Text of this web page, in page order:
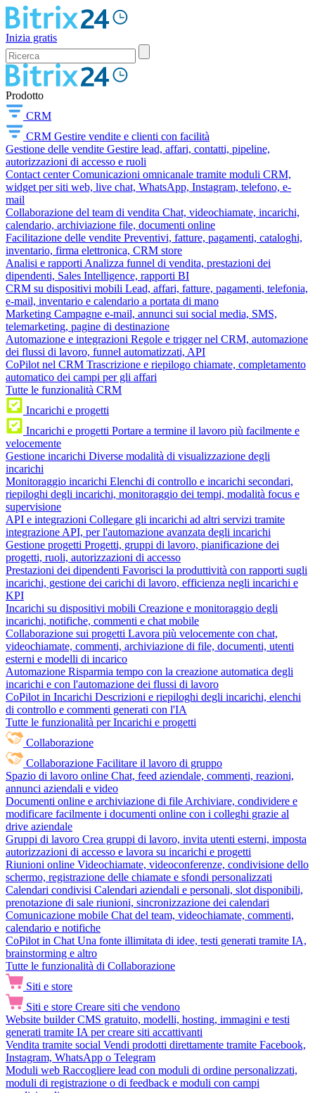
Inizia gratis
Prodotto
CRM
CRM Gestire vendite e clienti con facilità
Gestione delle vendite Gestire lead, affari, contatti, pipeline,
autorizzazioni di accesso e ruoli
Contact center Comunicazioni omnicanale tramite moduli CRM,
widget per siti web, live chat, WhatsApp, Instagram, telefono, e-
mail
Collaborazione del team di vendita Chat, videochiamate, incarichi,
calendario, archiviazione file, documenti online
Facilitazione delle vendite Preventivi, fatture, pagamenti, cataloghi,
inventario, firma elettronica, CRM store
Analisi e rapporti Analizza funnel di vendita, prestazioni dei
dipendenti, Sales Intelligence, rapporti BI
CRM su dispositivi mobili Lead, affari, fatture, pagamenti, telefonia,
e-mail, inventario e calendario a portata di mano
Marketing Campagne e-mail, annunci sui social media, SMS,
telemarketing, pagine di destinazione
Automazione e integrazioni Regole e trigger nel CRM, automazione
dei flussi di lavoro, funnel automatizzati, API
CoPilot nel CRM Trascrizione e riepilogo chiamate, completamento
automatico dei campi per gli affari
Tutte le funzionalità CRM
Incarichi e progetti
Incarichi e progetti Portare a termine il lavoro più facilmente e
velocemente
Gestione incarichi Diverse modalità di visualizzazione degli
incarichi
Monitoraggio incarichi Elenchi di controllo e incarichi secondari,
riepiloghi degli incarichi, monitoraggio dei tempi, modalità focus e
supervisione
API e integrazioni Collegare gli incarichi ad altri servizi tramite
integrazione API, per l'automazione avanzata degli incarichi
Gestione progetti Progetti, gruppi di lavoro, pianificazione dei
progetti, ruoli, autorizzazioni di accesso
Prestazioni dei dipendenti Favorisci la produttività con rapporti sugli
incarichi, gestione dei carichi di lavoro, efficienza negli incarichi e
KPI
Incarichi su dispositivi mobili Creazione e monitoraggio degli
incarichi, notifiche, commenti e chat mobile
Collaborazione sui progetti Lavora più velocemente con chat,
videochiamate, commenti, archiviazione di file, documenti, utenti
esterni e modelli di incarico
Automazione Risparmia tempo con la creazione automatica degli
incarichi e con l'automazione dei flussi di lavoro
CoPilot in Incarichi Descrizioni e riepiloghi degli incarichi, elenchi
di controllo e commenti generati con l'IA
Tutte le funzionalità per Incarichi e progetti
Collaborazione
Collaborazione Facilitare il lavoro di gruppo
Spazio di lavoro online Chat, feed aziendale, commenti, reazioni,
annunci aziendali e video
Documenti online e archiviazione di file Archiviare, condividere e
modificare facilmente i documenti online con i colleghi grazie al
drive aziendale
Gruppi di lavoro Crea gruppi di lavoro, invita utenti esterni, imposta
autorizzazioni di accesso e lavora su incarichi e progetti
Riunioni online Videochiamate, videoconferenze, condivisione dello
schermo, registrazione delle chiamate e sfondi personalizzati
Calendari condivisi Calendari aziendali e personali, slot disponibili,
prenotazione di sale riunioni, sincronizzazione dei calendari
Comunicazione mobile Chat del team, videochiamate, commenti,
calendario e notifiche
CoPilot in Chat Una fonte illimitata di idee, testi generati tramite IA,
brainstorming e altro
Tutte le funzionalità di Collaborazione
Siti e store
Siti e store Creare siti che vendono
Website builder CMS gratuito, modelli, hosting, immagini e testi
generati tramite IA per creare siti accattivanti
Vendita tramite social Vendi prodotti direttamente tramite Facebook,
Instagram, WhatsApp o Telegram
Moduli web Raccogliere lead con moduli di ordine personalizzati,
moduli di registrazione o di feedback e moduli con campi